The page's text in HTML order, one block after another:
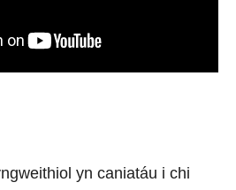
yn caniatáu i chi